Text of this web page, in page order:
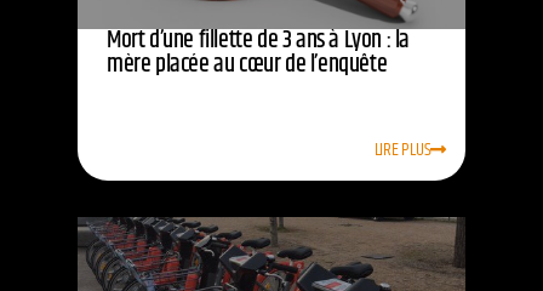
Mort d’une fillette de 3 ans à Lyon : la
mère placée au cœur de l’enquête
LIRE PLUS